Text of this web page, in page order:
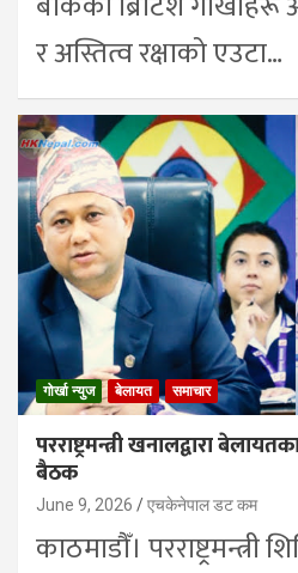
र अस्तित्व रक्षाको एउटा…
गोर्खा न्युज बेलायत समाचार
परराष्ट्रमन्त्री खनालद्वारा
बैठक
June 9, 2026 एचकेनेपाल डट कम
काठमाडौँ।